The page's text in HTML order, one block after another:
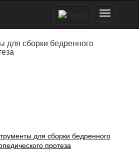
для сборки бедренного